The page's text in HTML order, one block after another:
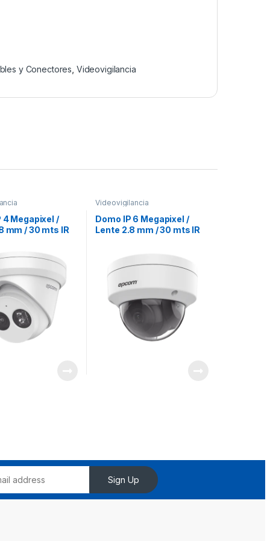
y Conectores Videovigilancia
4 Megapixel /
mm / 30 mts IR
Falsas Alarmas)
Integrado /
Iluminación
Videovigilancia
Domo IP 6 Megapixel /
Lente 2.8 mm / 30 mts IR
Videoanaliticos (Filtro de
Falsas Alarmas) / Ultra
Baja Iluminación / Entrada
y Salida de Audio y Alarma
Sign Up